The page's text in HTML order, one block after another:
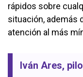
rápidos sobre
situación, además
atención al más
Iván Ares,